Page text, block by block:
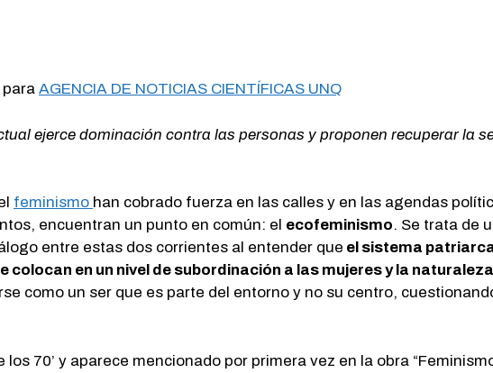
para AGENCIA DE NOTICIAS CIENTÍFICAS UNQ
ejerce dominación contra las personas y proponen recuperar la
feminismo han cobrado fuerza en las calles y en las agendas
encuentran un punto en común: el ecofeminismo. Se trata de
entre estas dos corrientes al entender que el sistema
en un nivel de subordinación a las mujeres y la naturaleza
como un ser que es parte del entorno y no su centro,
los 70’ y aparece mencionado por primera vez en la obra